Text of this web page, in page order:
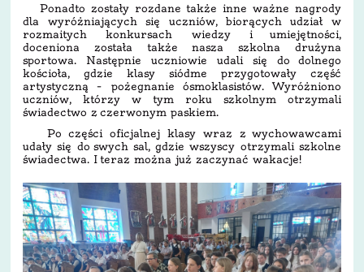
Ponadto zostały rozdane także inne ważne nagrody
dla wyróżniających się uczniów, biorących udział w
rozmaitych konkursach wiedzy i umiejętności,
doceniona została także nasza szkolna drużyna
sportowa. Następnie uczniowie udali się do dolnego
kościoła, gdzie klasy siódme przygotowały część
artystyczną – pożegnanie ósmoklasistów. Wyróżniono
uczniów, którzy w tym roku szkolnym otrzymali
świadectwo z czerwonym paskiem.
Po części oficjalnej klasy wraz z wychowawcami
udały się do swych sal, gdzie wszyscy otrzymali szkolne
świadectwa. I teraz można już zaczynać wakacje!